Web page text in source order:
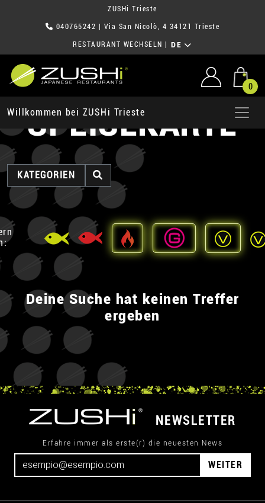
ZUSHi Trieste
040765242 | Via San Nicolò, 4 34121 Trieste
RESTAURANT WECHSELN DE
0
Willkommen bei ZUSHi Trieste
SPEISEKARTE
KATEGORIEN
Deine Suche hat keinen Treffer
ergeben
NEWSLETTER
Erfahre immer als erste(r) die neuesten News
WEITER